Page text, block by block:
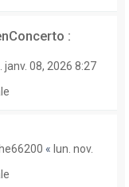
:
janv. 08, 2026 8:27
« lun. nov.